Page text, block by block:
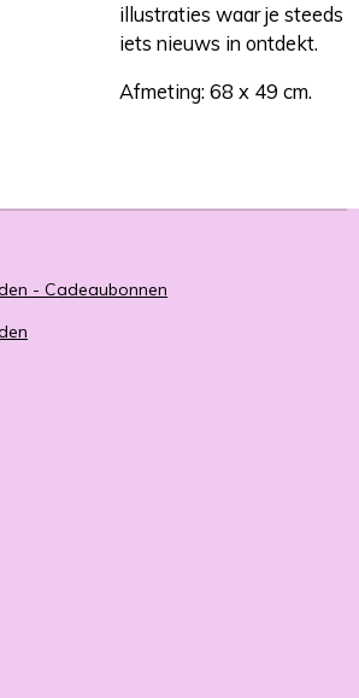
illustraties waar je steeds
iets nieuws in ontdekt.
Afmeting: 68 x 49 cm.
- Cadeaubonnen